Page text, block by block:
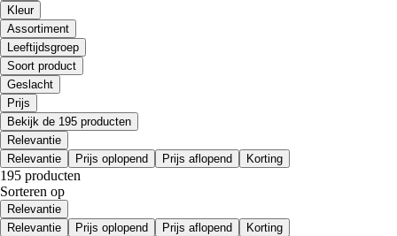
Kleur
Assortiment
Leeftijdsgroep
Soort product
Geslacht
Prijs
Bekijk de 195 producten
Relevantie
Relevantie
Prijs oplopend Prijs aflopend Korting
195 producten
Sorteren op
Relevantie
Relevantie
Prijs oplopend Prijs aflopend Korting